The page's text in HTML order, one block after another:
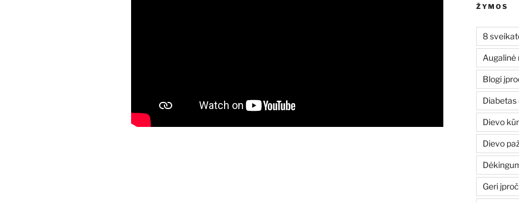
ŽYMOS
8
Augalinė
Blogi
Diabetas
Dievo
Dievo
Geri